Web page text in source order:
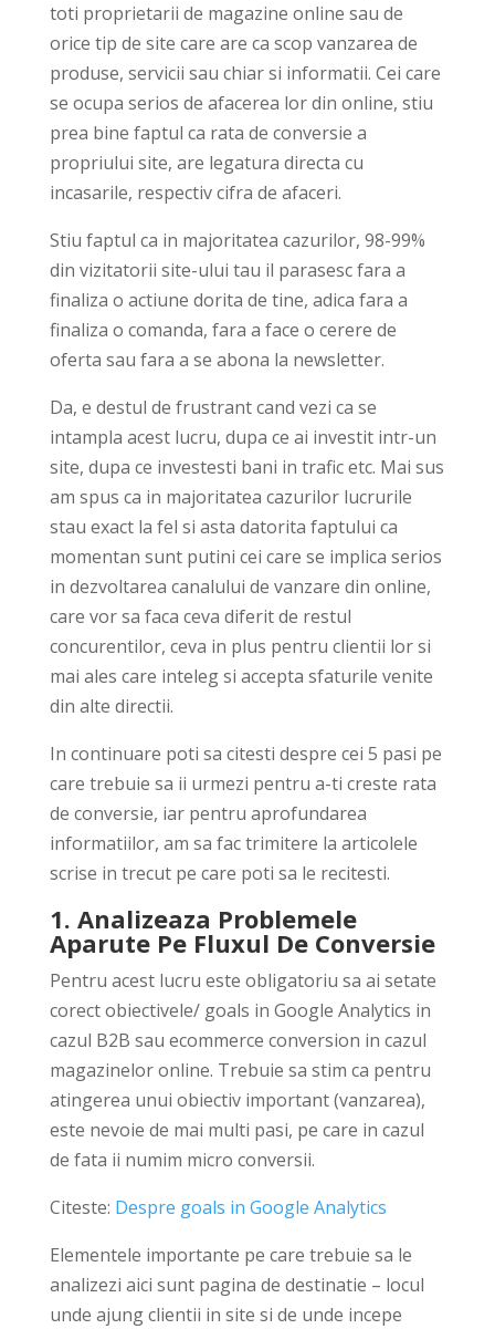
toti proprietarii de magazine online sau de
orice tip de site care are ca scop vanzarea de
produse, servicii sau chiar si informatii. Cei care
se ocupa serios de afacerea lor din online, stiu
prea bine faptul ca rata de conversie a
propriului site, are legatura directa cu
incasarile, respectiv cifra de afaceri.
Stiu faptul ca in majoritatea cazurilor, 98-99%
din vizitatorii site-ului tau il parasesc fara a
finaliza o actiune dorita de tine, adica fara a
finaliza o comanda, fara a face o cerere de
oferta sau fara a se abona la newsletter.
Da, e destul de frustrant cand vezi ca se
intampla acest lucru, dupa ce ai investit intr-un
site, dupa ce investesti bani in trafic etc. Mai sus
am spus ca in majoritatea cazurilor lucrurile
stau exact la fel si asta datorita faptului ca
momentan sunt putini cei care se implica serios
in dezvoltarea canalului de vanzare din online,
care vor sa faca ceva diferit de restul
concurentilor, ceva in plus pentru clientii lor si
mai ales care inteleg si accepta sfaturile venite
din alte directii.
In continuare poti sa citesti despre cei 5 pasi pe
care trebuie sa ii urmezi pentru a-ti creste rata
de conversie, iar pentru aprofundarea
informatiilor, am sa fac trimitere la articolele
scrise in trecut pe care poti sa le recitesti.
1. Analizeaza Problemele
Aparute Pe Fluxul De Conversie
Pentru acest lucru este obligatoriu sa ai setate
corect obiectivele/ goals in Google Analytics in
cazul B2B sau ecommerce conversion in cazul
magazinelor online. Trebuie sa stim ca pentru
atingerea unui obiectiv important (vanzarea),
este nevoie de mai multi pasi, pe care in cazul
de fata ii numim micro conversii.
Citeste: Despre goals in Google Analytics
Elementele importante pe care trebuie sa le
analizezi aici sunt pagina de destinatie – locul
unde ajung clientii in site si de unde incepe